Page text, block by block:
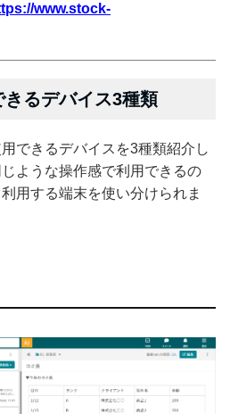
www.stock-
るデバイス3種類
できるデバイスを3種類紹介し
ような操作感で利用できるの
用する端末を使い分けられま